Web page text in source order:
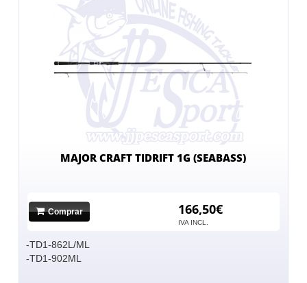
MAJOR CRAFT TIDRIFT 1G (SEABASS)
Comprar 166,50€
IVA INCL.
-TD1-862L/ML
-TD1-902ML